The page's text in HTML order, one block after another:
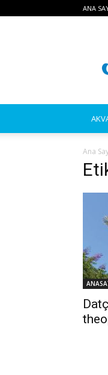
ANA
Ana